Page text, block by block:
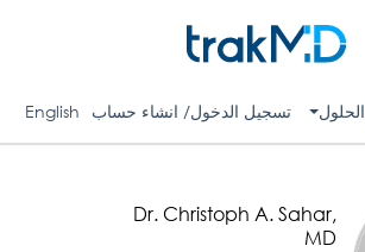
الحلول تسجيل الدخول/ انشاء حساب English
Dr. Christoph A. Sahar,
MD